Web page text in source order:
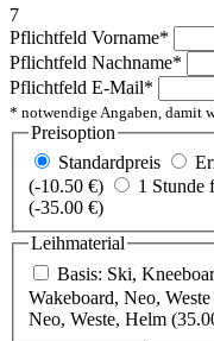
7
Pflichtfeld Vorname*
Pflichtfeld Nachname*
Pflichtfeld E-Mail*
* notwendige Angaben, damit
Preisoption
Standardpreis
(-10.50 €)
1 Stunde
(-35.00 €)
Leihmaterial
Basis: Ski,
Wakeboard, Neo,
Neo, Weste, Helm